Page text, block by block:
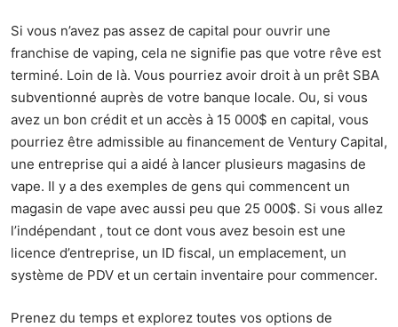
Si vous n’avez pas assez de capital pour ouvrir une
franchise de vaping, cela ne signifie pas que votre rêve est
terminé. Loin de là. Vous pourriez avoir droit à un prêt SBA
subventionné auprès de votre banque locale. Ou, si vous
avez un bon crédit et un accès à 15 000$ en capital, vous
pourriez être admissible au financement de Ventury Capital,
une entreprise qui a aidé à lancer plusieurs magasins de
vape. Il y a des exemples de gens qui commencent un
magasin de vape avec aussi peu que 25 000$. Si vous allez
l’indépendant , tout ce dont vous avez besoin est une
licence d’entreprise, un ID fiscal, un emplacement, un
système de PDV et un certain inventaire pour commencer.
Prenez du temps et explorez toutes vos options de